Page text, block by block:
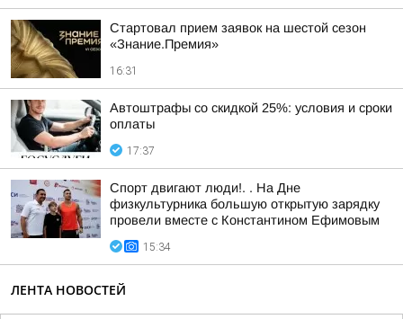
Стартовал прием заявок на шестой сезон
«Знание.Премия»
16:31
Автоштрафы со скидкой 25%: условия и сроки
оплаты
17:37
Спорт двигают люди!. . На Дне
физкультурника большую открытую зарядку
провели вместе с Константином Ефимовым
15:34
ЛЕНТА НОВОСТЕЙ